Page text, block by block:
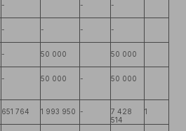
- - -
- - - -
- 50 000 50 000
- 50 000 - 50 000
651 764 1 993 950 -
7 428
514
1